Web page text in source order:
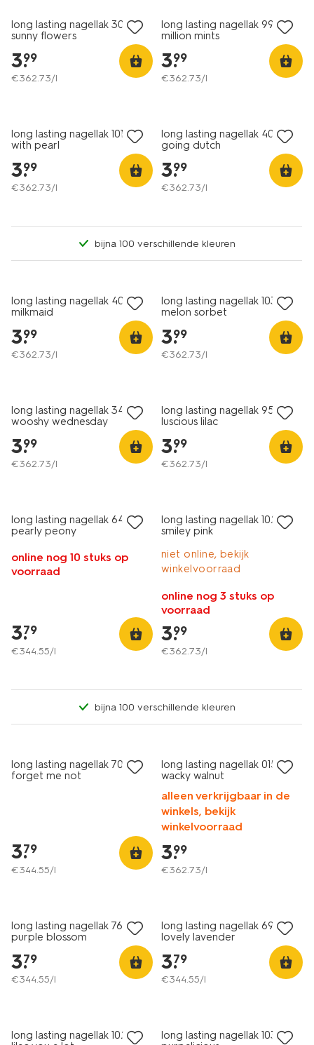
long lasting nagellak 302
sunny flowers
3.
99
€362.73/l
long lasting nagellak 993
million mints
3.
99
€362.73/l
vegan
long lasting nagellak 101 girl
with pearl
3.
99
€362.73/l
vegan
long lasting nagellak 401
going dutch
3.
99
€362.73/l
bijna 100 verschillende kleuren
long lasting nagellak 402
milkmaid
3.
99
€362.73/l
vegan
long lasting nagellak 1033
melon sorbet
3.
99
€362.73/l
vegan
long lasting nagellak 346
wooshy wednesday
3.
99
€362.73/l
vegan
long lasting nagellak 950
luscious lilac
3.
99
€362.73/l
vegan
long lasting nagellak 64
pearly peony
online nog 10 stuks op
voorraad
3.
79
€344.55/l
vegan
long lasting nagellak 1029
smiley pink
niet online, bekijk
winkelvoorraad
online nog 3 stuks op
voorraad
3.
99
€362.73/l
bijna 100 verschillende kleuren
long lasting nagellak 70
forget me not
3.
79
€344.55/l
vegan
long lasting nagellak 015
wacky walnut
alleen verkrijgbaar in de
winkels, bekijk
winkelvoorraad
3.
99
€362.73/l
vegan
long lasting nagellak 76
purple blossom
3.
79
€344.55/l
vegan
long lasting nagellak 69
lovely lavender
3.
79
€344.55/l
vegan
long lasting nagellak 1024
vegan
long lasting nagellak 1036